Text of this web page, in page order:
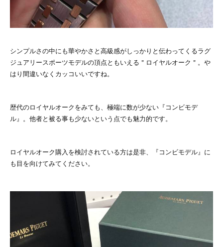
シンプルさの中にも華やかさと高級感がしっかりと伝わってくるラグ
ジュアリースポーツモデルの頂点ともいえる＂ロイヤルオーク＂。や
はり間違いなくカッコいいですね。
歴代のロイヤルオークをみても、極端に数が少ない『コンビモデ
ル』。他者と被る事も少ないという点でも魅力的です。
ロイヤルオーク購入を検討されている方は是非、『コンビモデル』に
も目を向けてみてください。